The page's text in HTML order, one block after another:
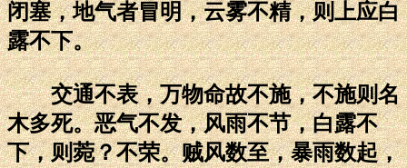
闭塞，地气者冒明，云雾不精，则上应白
露不下。
交通不表，万物命故不施，不施则名
木多死。恶气不发，风雨不节，白露不
下，则菀？不荣。贼风数至，暴雨数起，